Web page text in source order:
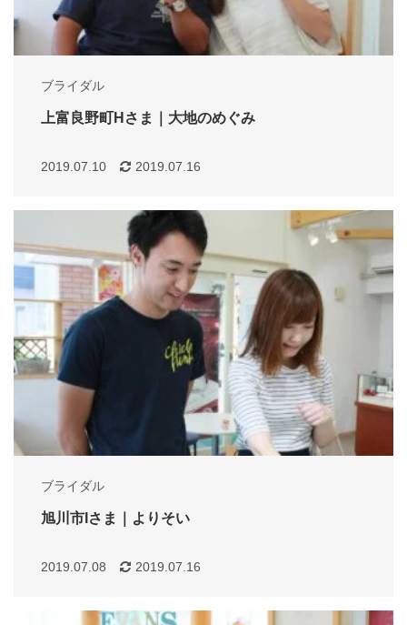
ブライダル
上富良野町Hさま｜大地のめぐみ
2019.07.10 2019.07.16
ブライダル
旭川市Iさま｜よりそい
2019.07.08 2019.07.16